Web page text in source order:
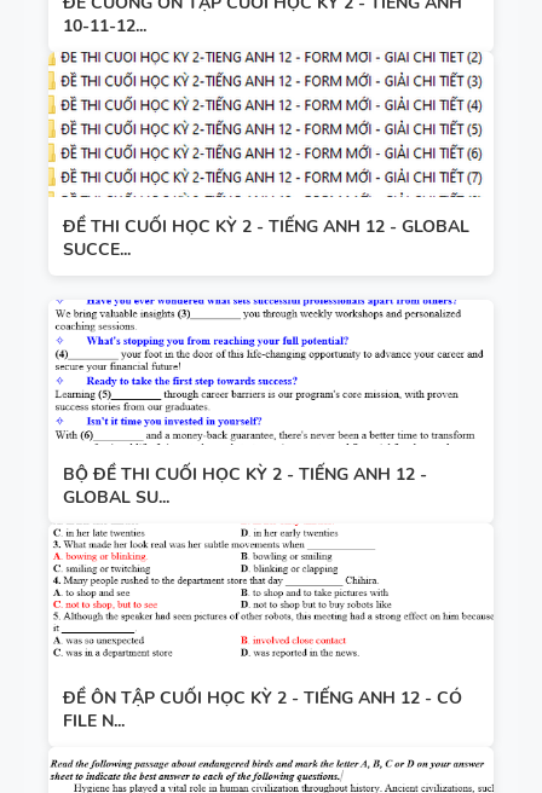
10-11-12...
ĐỀ THI CUỐI HỌC KỲ 2 - TIẾNG ANH 12 - GLOBAL
SUCCE...
BỘ ĐỀ THI CUỐI HỌC KỲ 2 - TIẾNG ANH 12 -
GLOBAL SU...
ĐỀ ÔN TẬP CUỐI HỌC KỲ 2 - TIẾNG ANH 12 - CÓ
FILE N...